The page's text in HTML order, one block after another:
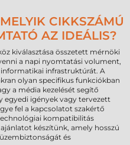
CIKKSZÁMÚ
AZ IDEÁLIS?
kiválasztása összetett mérnöki
a napi nyomtatási volument,
infrastruktúrát. A
olyan specifikus funkciókban
a média kezelését segítő
egyedi igények vagy tervezett
fel a kapcsolatot szakértő
kompatibilitás
készítünk, amely hosszú
és